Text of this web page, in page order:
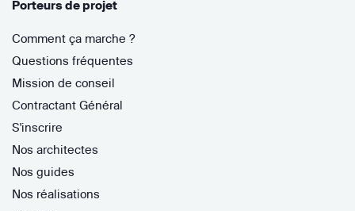
Porteurs de projet
Comment ça marche ?
Questions fréquentes
Mission de conseil
Contractant Général
S'inscrire
Nos architectes
Nos guides
Nos réalisations